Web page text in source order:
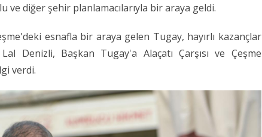
ve diğer şehir planlamacılarıyla bir araya geldi.
esnafla bir araya gelen Tugay, hayırlı kazançlar
Denizli, Başkan Tugay'a Alaçatı Çarşısı ve Çeşme
verdi.